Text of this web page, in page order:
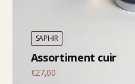
SAPHIR
Assortiment cuir
€27,00